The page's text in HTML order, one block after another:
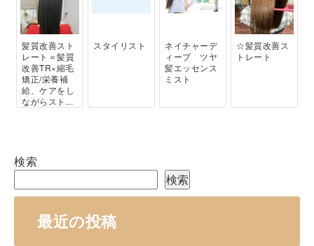
髪質改善スト
レート＝髪質
改善TR×縮毛
矯正/栄養補
給、ケアをし
ながらスト...
スタイリスト
ネイチャーデ
ィープ ツヤ
髪エッセンス
ミスト
☆髪質改善ス
トレート
検索
検索
最近の投稿